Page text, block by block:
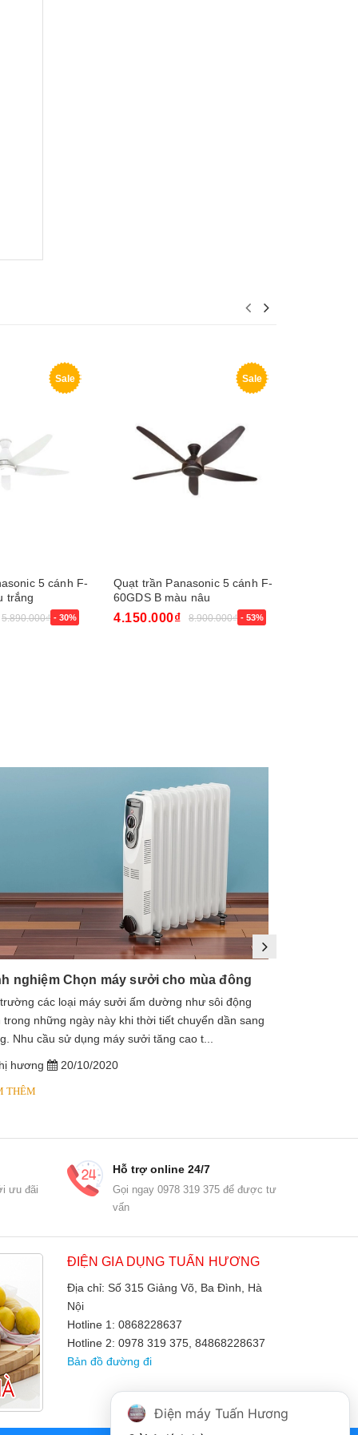
Sale
5 cánh F-
trắng
5.890.000₫ - 30%
Sale
Quạt trần Panasonic 5 cánh F-
60GDS B màu nâu
4.150.000₫ 8.900.000₫ - 53%
nghiệm Chọn máy sưởi cho mùa đông
các loại máy sưởi ấm dường như sôi động
trong những ngày này khi thời tiết chuyển dần sang
Nhu cầu sử dụng máy sưởi tăng cao t...
hương 20/10/2020
THÊM
ưu đãi
Hỗ trợ online 24/7
Gọi ngay 0978 319 375 để được tư
vấn
ĐIỆN GIA DỤNG TUẤN HƯƠNG
Địa chỉ: Số 315 Giảng Võ, Ba Đình, Hà
Nội
Hotline 1: 0868228637
Hotline 2: 0978 319 375, 84868228637
Bản đồ đường đi
Điện máy Tuấn Hương